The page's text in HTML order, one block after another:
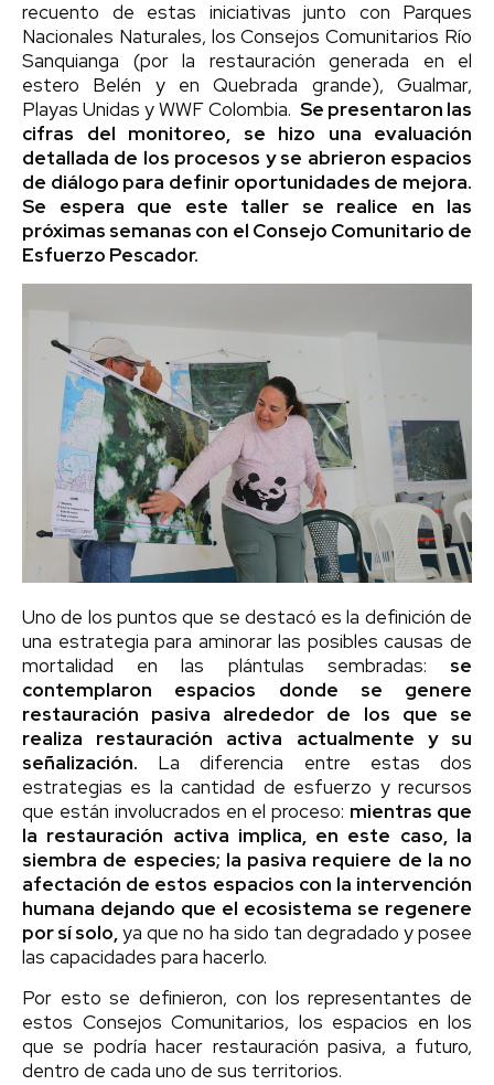
recuento de estas iniciativas junto con Parques
Nacionales Naturales, los Consejos Comunitarios Río
Sanquianga (por la restauración generada en el
estero Belén y en Quebrada grande), Gualmar,
Playas Unidas y WWF Colombia. Se presentaron las
cifras del monitoreo, se hizo una evaluación
detallada de los procesos y se abrieron espacios
de diálogo para definir oportunidades de mejora.
Se espera que este taller se realice en las
próximas semanas con el Consejo Comunitario de
Esfuerzo Pescador.
Uno de los puntos que se destacó es la definición de
una estrategia para aminorar las posibles causas de
mortalidad en las plántulas sembradas: se
contemplaron espacios donde se genere
restauración pasiva alrededor de los que se
realiza restauración activa actualmente y su
señalización. La diferencia entre estas dos
estrategias es la cantidad de esfuerzo y recursos
que están involucrados en el proceso: mientras que
la restauración activa implica, en este caso, la
siembra de especies; la pasiva requiere de la no
afectación de estos espacios con la intervención
humana dejando que el ecosistema se regenere
por sí solo,ya que no ha sido tan degradado y posee
las capacidades para hacerlo.
Por esto se definieron, con los representantes de
estos Consejos Comunitarios, los espacios en los
que se podría hacer restauración pasiva, a futuro,
dentro de cada uno de sus territorios.